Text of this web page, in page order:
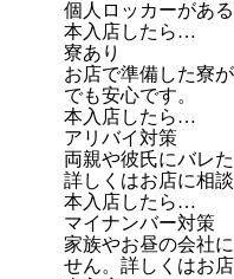
個人ロッカーがあ
本入店したら…
寮あり
お店で準備した寮
でも安心です。
本入店したら…
アリバイ対策
両親や彼氏にバレ
詳しくはお店に相談
本入店したら…
マイナンバー対策
家族やお昼の会社
せん。詳しくはお